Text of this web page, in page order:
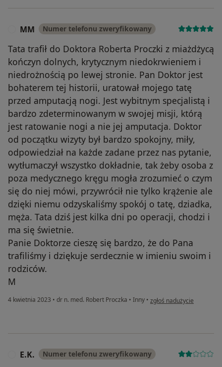
MM Numer telefonu zweryfikowany
Tata trafił do Doktora Roberta Proczki z miażdżycą
kończyn dolnych, krytycznym niedokrwieniem i
niedrożnością po lewej stronie. Pan Doktor jest
bohaterem tej historii, uratował mojego tatę
przed amputacją nogi. Jest wybitnym specjalistą i
bardzo zdeterminowanym w swojej misji, którą
jest ratowanie nogi a nie jej amputacja. Doktor
od początku wizyty był bardzo spokojny, miły,
odpowiedział na każde zadane przez nas pytanie,
wytłumaczył wszystko dokładnie, tak żeby osoba z
poza medycznego kręgu mogła zrozumieć o czym
się do niej mówi, przywrócił nie tylko krążenie ale
dzięki niemu odzyskaliśmy spokój o tatę, dziadka,
męża. Tata dziś jest kilka dni po operacji, chodzi i
ma się świetnie.
Panie Doktorze cieszę się bardzo, że do Pana
trafiliśmy i dziękuje serdecznie w imieniu swoim i
rodziców.
M
4 kwietnia 2023 • dr n. med. Robert Proczka • Inny • w opinii użytkownika MM
zgłoś nadużycie
E.K. Numer telefonu zweryfikowany